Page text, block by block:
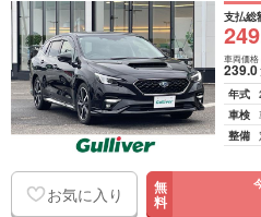
支払総
249
車両価格
239.0
年式
車検
整備
お気に入り 無
料